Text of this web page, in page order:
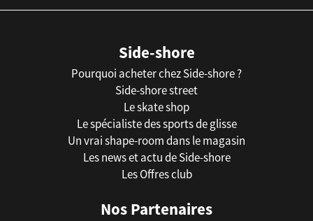
Side-shore
Pourquoi acheter chez Side-shore ?
Side-shore street
Le skate shop
Le spécialiste des sports de glisse
Un vrai shape-room dans le magasin
Les news et actu de Side-shore
Les Offres club
Nos Partenaires